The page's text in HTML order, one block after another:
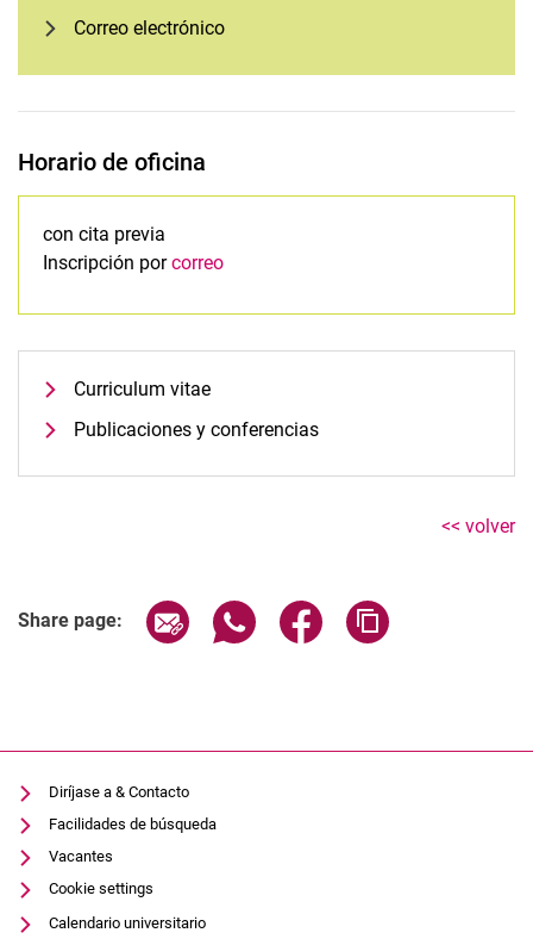
Correo electrónico
Horario de oficina
con cita previa
Inscripción porcorreo
Curriculum vitae
Publicaciones y conferencias
<< volver
Share page: Share page via email
Share page via WhatsApp
Share page via
Diríjase a & Contacto
Facilidades de búsqueda
Vacantes
Cookie settings
Calendario universitario